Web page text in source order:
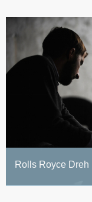
Rolls Royce Dreh